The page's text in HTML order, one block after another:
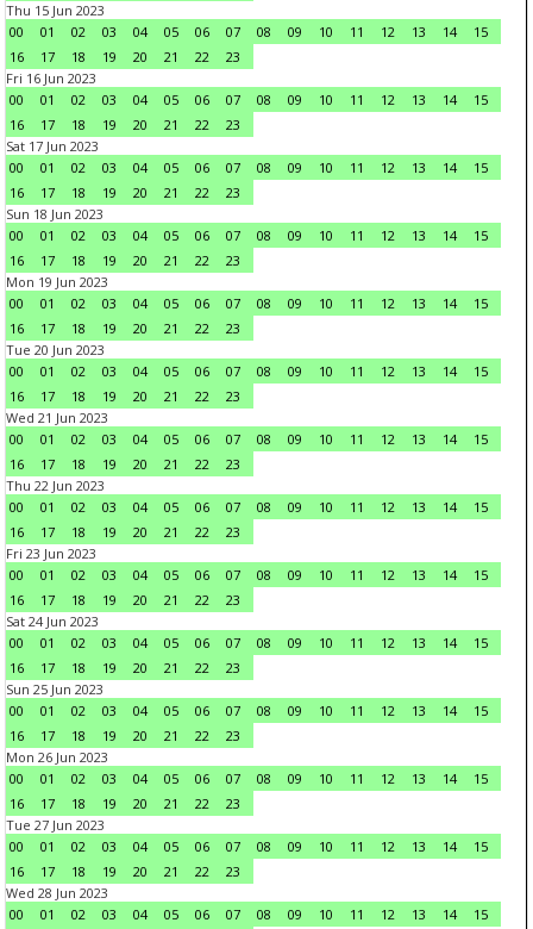
Thu 15 Jun 2023
00
01 02 03 04 05 06 07 08 09 10 11 12 13 14
15
16
17 18 19 20 21 22
23
Fri 16 Jun 2023
00
01 02 03 04 05 06 07 08 09 10 11 12 13 14
15
16
17 18 19 20 21 22
23
Sat 17 Jun 2023
00
01 02 03 04 05 06 07 08 09 10 11 12 13 14
15
16
17 18 19 20 21 22
23
Sun 18 Jun 2023
00
01 02 03 04 05 06 07 08 09 10 11 12 13 14
15
16
17 18 19 20 21 22
23
Mon 19 Jun 2023
00
01 02 03 04 05 06 07 08 09 10 11 12 13 14
15
16
17 18 19 20 21 22
23
Tue 20 Jun 2023
00
01 02 03 04 05 06 07 08 09 10 11 12 13 14
15
16
17 18 19 20 21 22
23
Wed 21 Jun 2023
00
01 02 03 04 05 06 07 08 09 10 11 12 13 14
15
16
17 18 19 20 21 22
23
Thu 22 Jun 2023
00
01 02 03 04 05 06 07 08 09 10 11 12 13 14
15
16
17 18 19 20 21 22
23
Fri 23 Jun 2023
00
01 02 03 04 05 06 07 08 09 10 11 12 13 14
15
16
17 18 19 20 21 22
23
Sat 24 Jun 2023
00
01 02 03 04 05 06 07 08 09 10 11 12 13 14
15
16
17 18 19 20 21 22
23
Sun 25 Jun 2023
00
01 02 03 04 05 06 07 08 09 10 11 12 13 14
15
16
17 18 19 20 21 22
23
Mon 26 Jun 2023
00
01 02 03 04 05 06 07 08 09 10 11 12 13 14
15
16
17 18 19 20 21 22
23
Tue 27 Jun 2023
00
01 02 03 04 05 06 07 08 09 10 11 12 13 14
15
16
17 18 19 20 21 22
23
Wed 28 Jun 2023
00
01 02 03 04 05 06 07 08 09 10 11 12 13 14
15